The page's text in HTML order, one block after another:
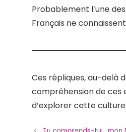
Probablement l’une
Français ne
Ces répliques, au-delà
compréhension de ces
d’explorer cette